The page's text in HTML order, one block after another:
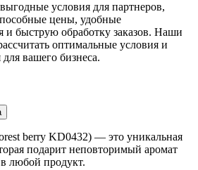
условия для партнеров,
цены, удобные
и быструю обработку заказов. Наши
оптимальные условия и
вашего бизнеса.
berry KD0432) — это уникальная
подарит неповторимый аромат
любой продукт.